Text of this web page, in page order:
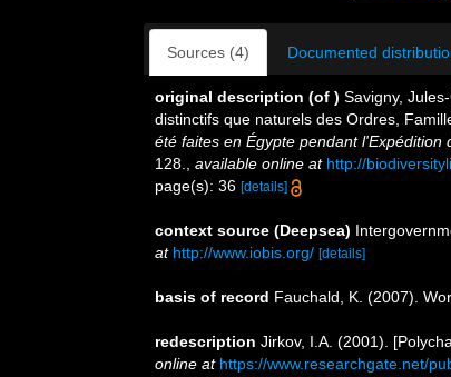
Sources (4) Documented
original description (of ) Savigny,
distinctifs que naturels des Ordres,
été faites en Égypte pendant
128.
available online at http://
page(s): 36 [details]
context source (Deepsea)
at http://www.iobis.org/ [details]
basis of record Fauchald, K. (2007).
redescription Jirkov, I.A. (2001).
online at https://www.researchgate.net/